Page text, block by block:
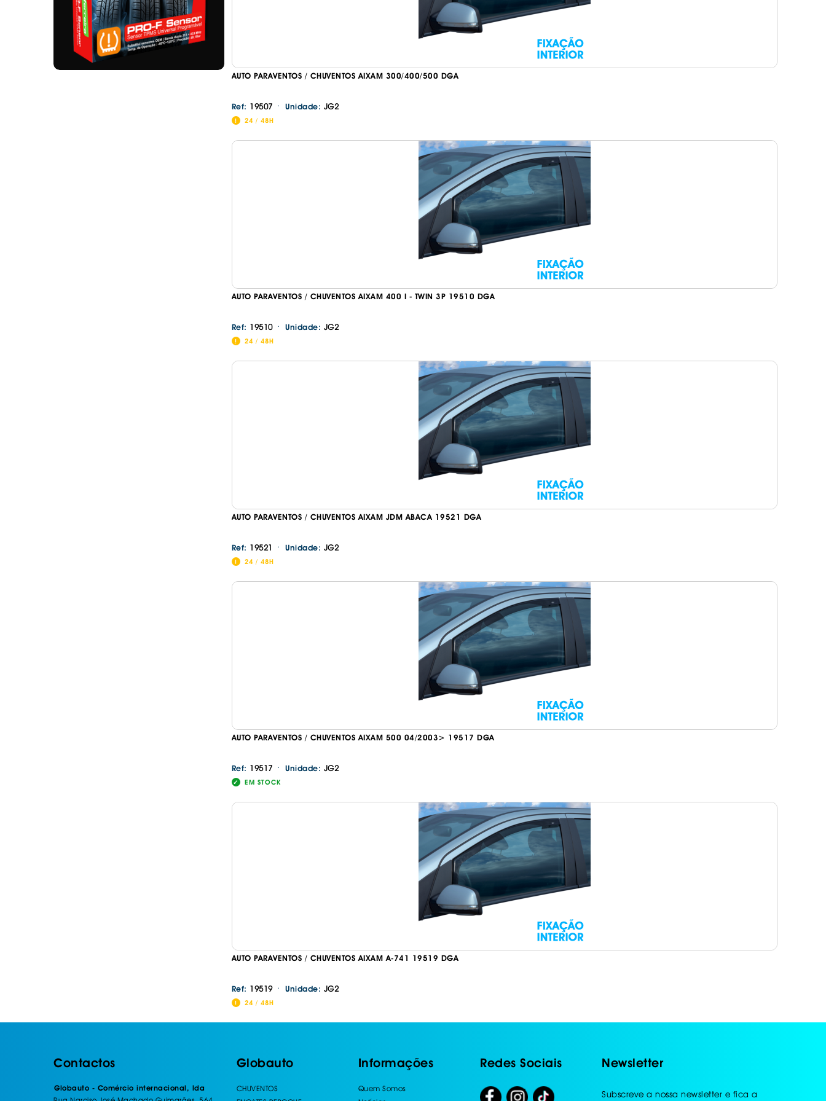
AUTO PARAVENTOS / CHUVENTOS AIXAM 300/400/500 DGA
Ref: 19507 · Unidade: JG2
24 / 48H
AUTO PARAVENTOS / CHUVENTOS AIXAM 400 I - TWIN 3P 19510 DGA
Ref: 19510 · Unidade: JG2
24 / 48H
AUTO PARAVENTOS / CHUVENTOS AIXAM JDM ABACA 19521 DGA
Ref: 19521 · Unidade: JG2
24 / 48H
AUTO PARAVENTOS / CHUVENTOS AIXAM 500 04/2003> 19517 DGA
Ref: 19517 · Unidade: JG2
EM STOCK
AUTO PARAVENTOS / CHUVENTOS AIXAM A-741 19519 DGA
Ref: 19519 · Unidade: JG2
24 / 48H
Ir para o carrinho
Contactos
Globauto - Comércio internacional, lda
Globauto
CHUVENTOS
Informações
Quem Somos
Redes Sociais Newsletter
Subscreve a nossa newsletter e fica a